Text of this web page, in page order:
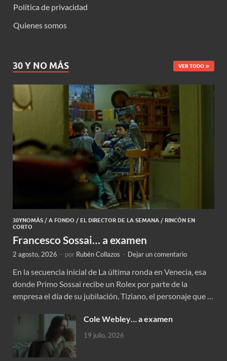
Política de privacidad
Quienes somos
30 Y NO MÁS VER TODO
30YNOMÁS / A FONDO / EL DIRECTOR DE LA SEMANA / RINCÓN EN
CORTO
Francesco Sossai… a examen
2 agosto, 2026 - por Rubén Collazos - Dejar un comentario
En la secuencia inicial de La última ronda en Venecia, esa
donde Primo Sossai recibe un Rolex por parte de la
empresa el día de su jubilación, Tiziano, el personaje que …
Cole Webley… a examen
19 julio, 2026